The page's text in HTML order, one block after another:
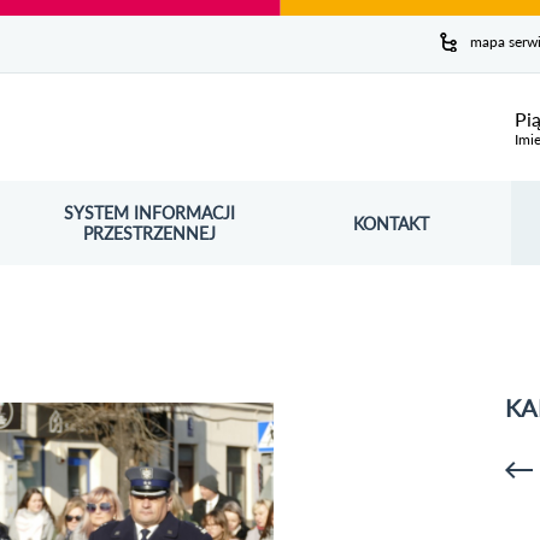
mapa
SYSTEM INFORMACJI
PRZESTRZENNEJ
OTWORZY SIĘ W NOWYM OKNIE KONTAKT